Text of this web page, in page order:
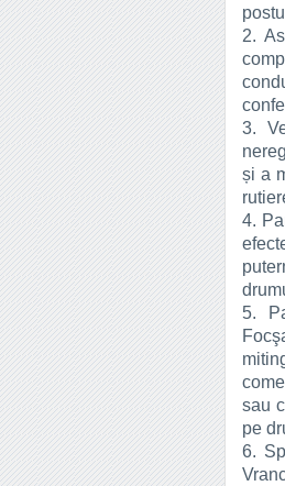
2.
3.
și a
4.
5.
sau
pe
6.